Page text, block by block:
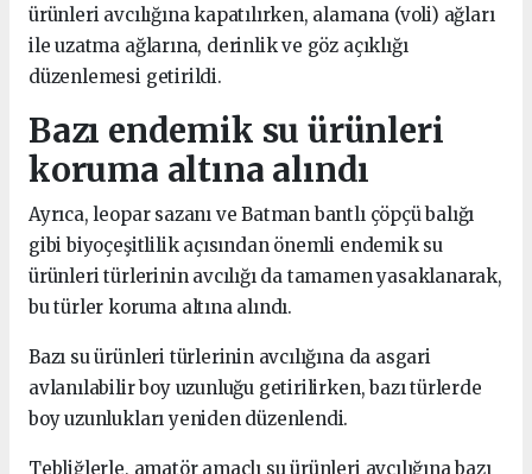
ürünleri avcılığına kapatılırken, alamana (voli) ağları
ile uzatma ağlarına, derinlik ve göz açıklığı
düzenlemesi getirildi.
Bazı endemik su ürünleri
koruma altına alındı
Ayrıca, leopar sazanı ve Batman bantlı çöpçü balığı
gibi biyoçeşitlilik açısından önemli endemik su
ürünleri türlerinin avcılığı da tamamen yasaklanarak,
bu türler koruma altına alındı.
Bazı su ürünleri türlerinin avcılığına da asgari
avlanılabilir boy uzunluğu getirilirken, bazı türlerde
boy uzunlukları yeniden düzenlendi.
Tebliğlerle, amatör amaçlı su ürünleri avcılığına bazı